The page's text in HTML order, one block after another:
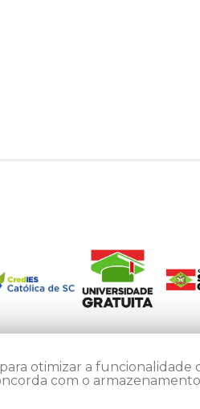
otimizar a
com o